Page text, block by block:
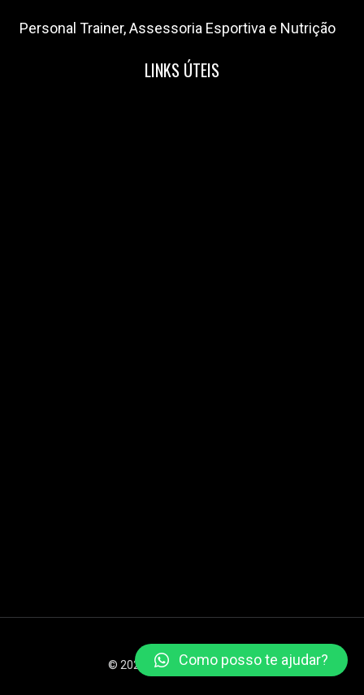
Personal Trainer, Assessoria Esportiva e Nutrição
LINKS ÚTEIS
© 2026 XSTEAM Todos os direitos reservados
Como posso te ajudar?